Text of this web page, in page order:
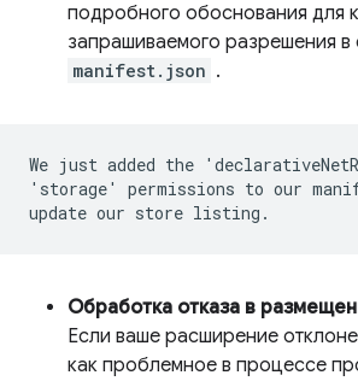
подробного обоснования для
запрашиваемого разрешения в
manifest.json .
We just added the
'storage' permissions to our
update our store listing.
Обработка отказа в
Если ваше расширение
как проблемное в процессе